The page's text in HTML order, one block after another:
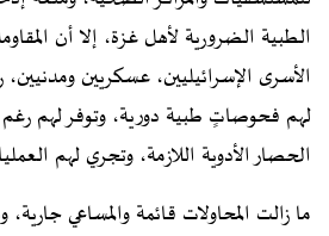
الطبية الضرورية لأهل غزة، إلا أن
الأسرى الإسرائيليين، عسكريين
لهم فحوصاتٍ طبية دورية، وتوفر لهم
الحصار الأدوية اللازمة، وتجري لهم
ما زالت المحاولات قائمة والمساعي